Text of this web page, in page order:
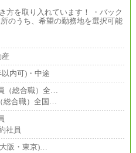
方を取り入れています！ ・バック
のうち、希望の勤務地を選択可能
内可)・中途
（総合職）全…
総合職）全国…
社員
阪・東京)…